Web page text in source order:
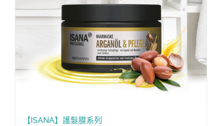
【ISANA】護髮膜系列